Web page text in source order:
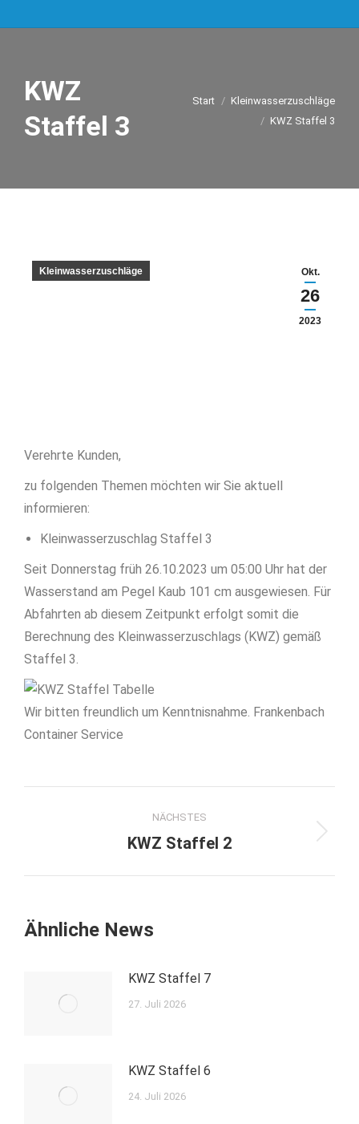
KWZ
Staffel 3
Sie befinden sich hier:
Start
Kleinwasserzuschläge
KWZ Staffel 3
Okt.
26
2023
Kleinwasserzuschläge
Verehrte Kunden,
zu folgenden Themen möchten wir Sie aktuell
informieren:
Kleinwasserzuschlag Staffel 3
Seit Donnerstag früh 26.10.2023 um 05:00 Uhr hat der
Wasserstand am Pegel Kaub 101 cm ausgewiesen. Für
Abfahrten ab diesem Zeitpunkt erfolgt somit die
Berechnung des Kleinwasserzuschlags (KWZ) gemäß
Staffel 3.
Wir bitten freundlich um Kenntnisnahme. Frankenbach
Container Service
Kommentarnavigation
NÄCHSTES
Nächster
KWZ Staffel 2
Ähnliche News
KWZ Staffel 7
27. Juli 2026
KWZ Staffel 6
24. Juli 2026